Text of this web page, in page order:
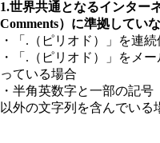
1.世界共通となるインター
Comments）に準拠してい
・「.（ピリオド）」を連
・「.（ピリオド）」をメ
っている場合
・半角英数字と一部の記号
以外の文字列を含んでいる